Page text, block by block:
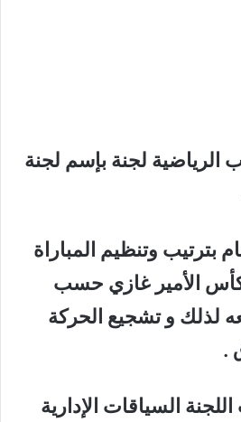
الرياضية لجنة بإسم لجنة
بترتيب وتنظيم المباراة
لكأس الأمير غازي حسب
لذلك و تشجيع الحركة
.
السياقات الإدارية